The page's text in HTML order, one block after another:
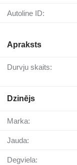
Autoline ID:
Apraksts
Durvju skaits:
Dzinējs
Marka:
Jauda:
Degviela: